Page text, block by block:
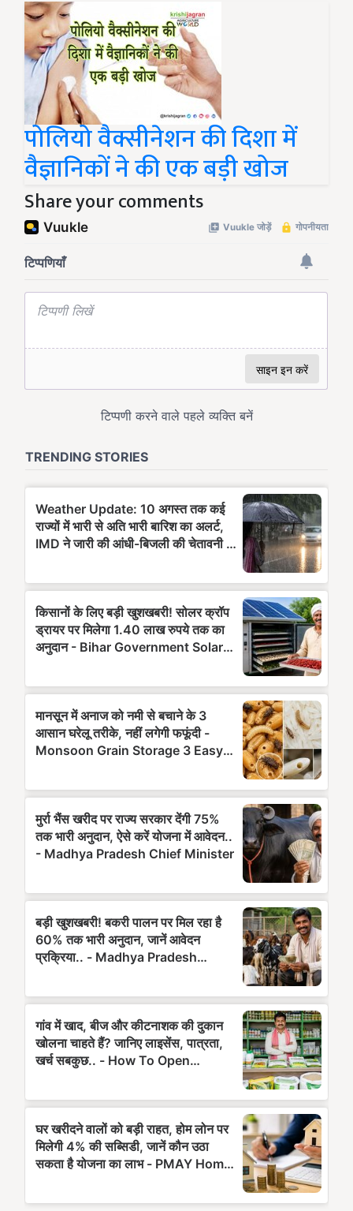
पोलियो वैक्सीनेशन की दिशा में
वैज्ञानिकों ने की एक बड़ी खोज
Share your comments